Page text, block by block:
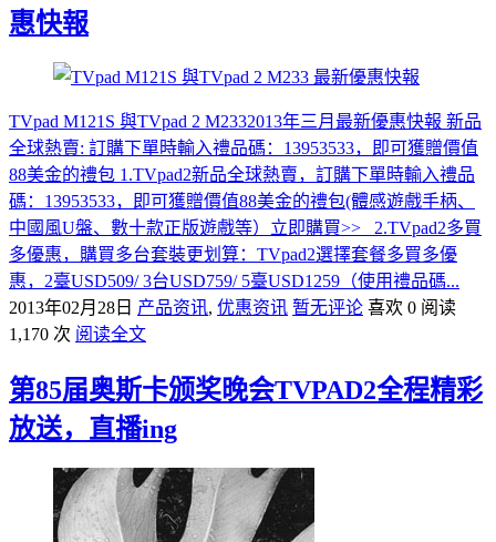
惠快報
TVpad M121S 與TVpad 2 M2332013年三月最新優惠快報 新品
全球熱賣: 訂購下單時輸入禮品碼：13953533，即可獲贈價值
88美金的禮包 1.TVpad2新品全球熱賣，訂購下單時輸入禮品
碼：13953533，即可獲贈價值88美金的禮包(體感遊戲手柄、
中國風U盤、數十款正版遊戲等）立即購買>> 2.TVpad2多買
多優惠，購買多台套裝更划算：TVpad2選擇套餐多買多優
惠，2臺USD509/ 3台USD759/ 5臺USD1259（使用禮品碼...
2013年02月28日 产品资讯, 优惠资讯 暂无评论 喜欢 0 阅读
1,170 次 阅读全文
第85届奥斯卡颁奖晚会TVPAD2全程精彩
放送，直播ing